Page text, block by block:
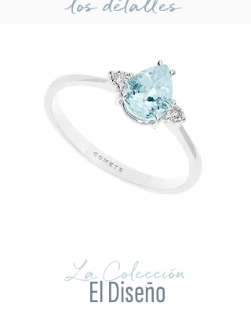
La Colección
El Diseño